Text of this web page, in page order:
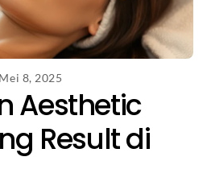
Mei 8, 2025
Aesthetic
Result di